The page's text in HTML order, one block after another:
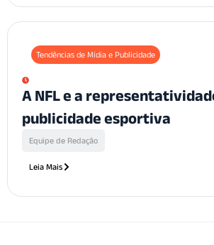
Tendências de Mídia e Publicidade
A NFL e a
publicidade esportiva
Equipe de Redação
Leia Mais